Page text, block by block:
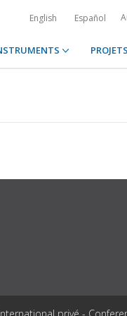
English Español
PROJETS